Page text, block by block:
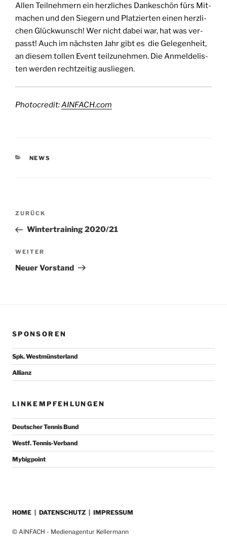
Allen Teil­neh­mern ein herz­li­ches Dan­ke­schön fürs Mit­
ma­chen und den Sie­gern und Plat­zier­ten einen herz­li­
chen Glück­wunsch! Wer nicht dabei war, hat was ver­
passt! Auch im nächs­ten Jahr gibt es die Gele­gen­heit,
an die­sem tol­len Event teil­zu­neh­men. Die Anmel­de­lis­
ten wer­den recht­zei­tig ausliegen.
Pho­to­credit:AINFACH.com
KATEGORIEN
NEWS
Beitragsnavigation
Vorheriger
Beitrag
ZURÜCK
Wintertraining 2020/21
Nächster
Beitrag
WEITER
Neuer Vorstand
SPONSOREN
Spk. Westmünsterland
Allianz
LINKEMPFEHLUNGEN
Deutscher Tennis Bund
Westf. Tennis-Verband
Mybigpoint
HOME | DATENSCHUTZ | IMPRESSUM
© AINFACH - Medienagentur Kellermann